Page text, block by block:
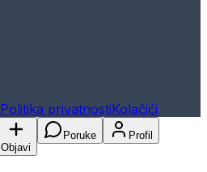
Politika privatnostiKolačići
Objavi
Poruke Profil